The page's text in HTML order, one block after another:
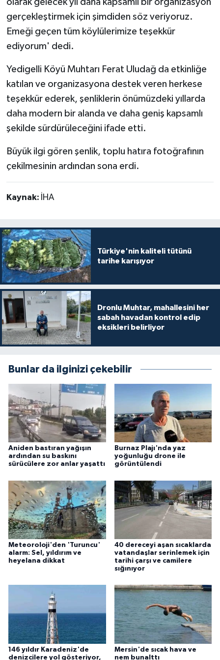
gerçekleştirmek için şimdiden söz veriyoruz.
Emeği geçen tüm köylülerimize teşekkür
ediyorum' dedi.
Yedigelli Köyü Muhtarı Ferat Uludağ da etkinliğe
katılan ve organizasyona destek veren herkese
teşekkür ederek, şenliklerin önümüzdeki yıllarda
daha modern bir alanda ve daha geniş kapsamlı
şekilde sürdürüleceğini ifade etti.
Büyük ilgi gören şenlik, toplu hatıra fotoğrafının
çekilmesinin ardından sona erdi.
Kaynak: İHA
Türkiye'nin kaliteli tütünü
tarihe karışıyor
Dronlu Muhtar, mahallesini her
sabah havadan kontrol edip
eksikleri belirliyor
Bunlar da ilginizi çekebilir
Aniden bastıran yağışın
ardından su baskını
sürücülere zor anlar yaşattı
Burnaz Plajı'nda yaz
yoğunluğu drone ile
görüntülendi
Meteoroloji'den 'Turuncu'
alarm: Sel, yıldırım ve
heyelana dikkat
40 dereceyi aşan sıcaklarda
vatandaşlar serinlemek için
tarihi çarşı ve camilere
sığınıyor
146 yıldır Karadeniz'de
denizcilere yol gösteriyor,
Mersin'de sıcak hava ve
nem bunalttı